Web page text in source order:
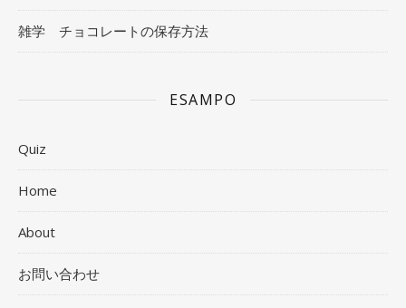
雑学 チョコレートの保存方法
ESAMPO
Quiz
Home
About
お問い合わせ